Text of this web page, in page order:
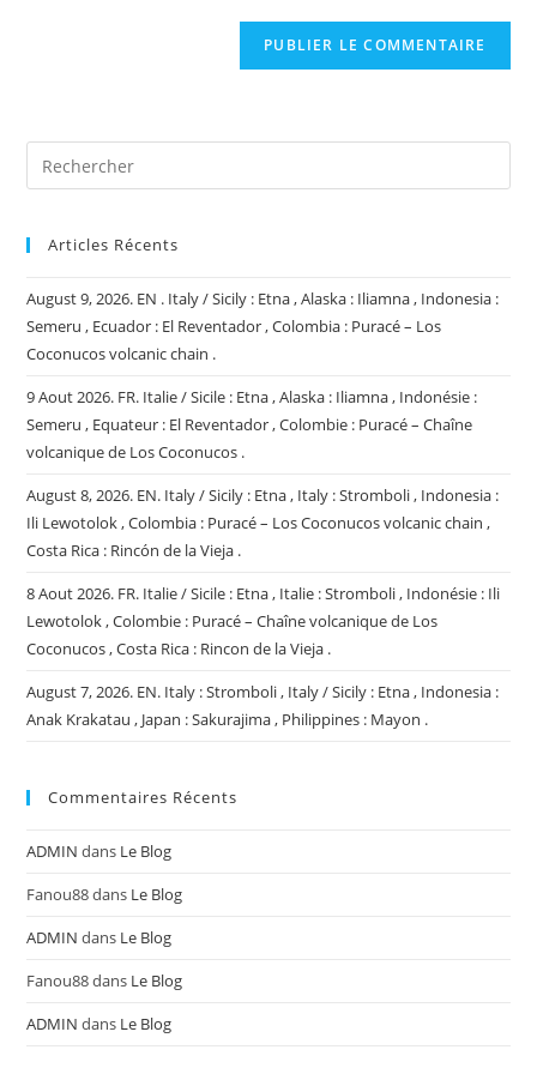
Articles Récents
August 9, 2026. EN . Italy / Sicily : Etna , Alaska : Iliamna , Indonesia :
Semeru , Ecuador : El Reventador , Colombia : Puracé – Los
Coconucos volcanic chain .
9 Aout 2026. FR. Italie / Sicile : Etna , Alaska : Iliamna , Indonésie :
Semeru , Equateur : El Reventador , Colombie : Puracé – Chaîne
volcanique de Los Coconucos .
August 8, 2026. EN. Italy / Sicily : Etna , Italy : Stromboli , Indonesia :
Ili Lewotolok , Colombia : Puracé – Los Coconucos volcanic chain ,
Costa Rica : Rincón de la Vieja .
8 Aout 2026. FR. Italie / Sicile : Etna , Italie : Stromboli , Indonésie : Ili
Lewotolok , Colombie : Puracé – Chaîne volcanique de Los
Coconucos , Costa Rica : Rincon de la Vieja .
August 7, 2026. EN. Italy : Stromboli , Italy / Sicily : Etna , Indonesia :
Anak Krakatau , Japan : Sakurajima , Philippines : Mayon .
Commentaires Récents
ADMIN dans Le Blog
Fanou88dans Le Blog
ADMIN dans Le Blog
Fanou88dans Le Blog
ADMIN dans Le Blog